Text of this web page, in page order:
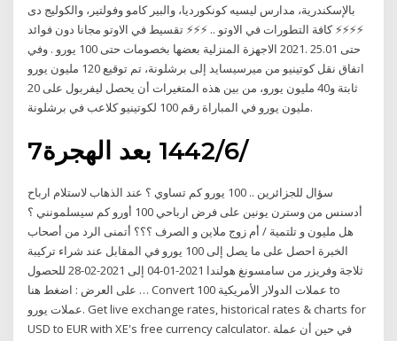
بالإسكندرية، مدارس ليسيه كونكورديا، والبير كامو وفولتير، والكوليج دى
⚡⚡⚡⚡ كافة التطورات في الاوتو .. ⚡️⚡️⚡️ تقسيط في الاوتو مجانا دون فوائد
حتى 25.01 .2021 الاجهزة المنزلية بعضها بخصومات حتى 100 يورو . وفي
اتفاق نقل كوتينيو من ميرسيسايد إلى برشلونة، تم توقيع 120 مليون يورو
ثابتة و40 مليون يورو، من بين هذه المتغيرات أن يحصل ليفربول على 20
مليون يورو في المباراة رقم 100 لكوتينيو كلاعب في برشلونة.
7‏‏/6‏‏/1442 بعد الهجرة
سؤال للجزائرين .. 100 يورو كم تساوي ؟ عند الذهاب لاستلام ارباح
أدسنس من وسترن يونين على فرض ارباحي 100 أورو كم سيسلمونني ؟
هل مليون و تلتمية / أم زوج ملاين و الصرف ؟؟؟ أتمنى الرد من أصحاب
الخبرة احصل على ما يصل إلى 100 يورو في المقابل عند شراء تركيبة
ثلاجة وفريزر من سامسونغ هولندا 2021-01-04 إلى 2021-02-28 للحصول
على العرض : اضغط هنا … Convert 100 عملات الدولار الأمريكية to
عملات يورو. Get live exchange rates, historical rates & charts for
USD to EUR with XE's free currency calculator. في حين أن عملة